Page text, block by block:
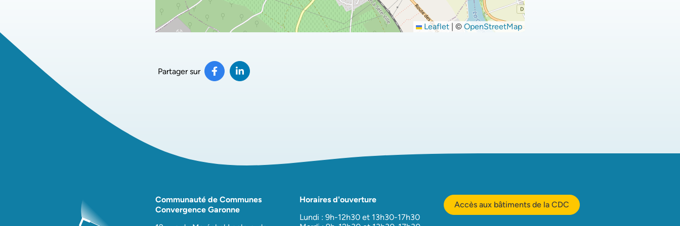
Leaflet | © OpenStreetMap
Partager sur Partager sur Facebook
(ouverture dans un nouvel onglet)
Partager sur LinkedIn
(ouverture dans un nouvel onglet)
Communauté de Communes
Convergence Garonne
Horaires d'ouverture
Lundi : 9h-12h30 et 13h30-17h30
Accès aux bâtiments de la CDC